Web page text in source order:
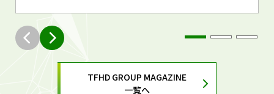
TFHD GROUP MAGAZINE
一覧へ